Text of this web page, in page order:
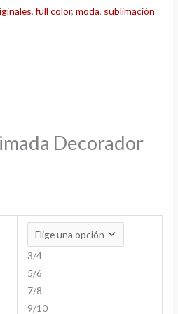
,full color,moda, sublimación
Decorador
3/4
5/6
7/8
9/10